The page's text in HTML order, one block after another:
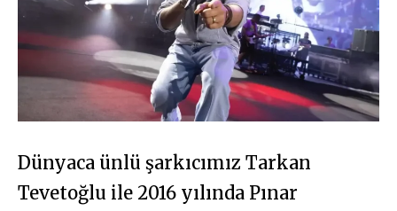
Dünyaca ünlü şarkıcımız Tarkan
Tevetoğlu ile 2016 yılında Pınar